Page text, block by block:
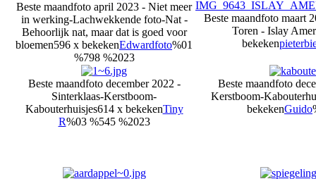
Beste maandfoto april 2023 - Niet meer
in werking-Lachwekkende foto-Nat -
Behoorlijk nat, maar dat is goed voor
bloemen596 x bekekenEdwardfoto%01
%798 %2023
Beste maandfoto maart
Toren - Islay
bekeken
Beste maandfoto december 2022 -
Sinterklaas-Kerstboom-
Kabouterhuisjes614 x bekekenTiny
R%03 %545 %2023
Beste maandfoto
Kerstboom-
bekekenGuido